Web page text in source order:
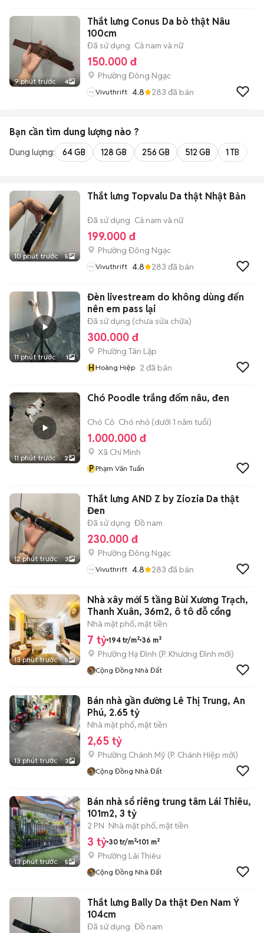
9 phút trước 4
Thắt lưng Conus Da bò thật Nâu
100cm
Đã sử dụng Cả nam và nữ
150.000 đ
Phường Đông Ngạc
Vivuthrift 4.8 283 đã bán
Bạn cần tìm dung lượng nào ?
Dung lượng: 64 GB 128 GB 256 GB 512 GB 1 TB
10 phút trước 5
Thắt lưng Topvalu Da thật Nhật Bản
Đã sử dụng Cả nam và nữ
199.000 đ
Phường Đông Ngạc
Vivuthrift 4.8 283 đã bán
11 phút trước 1
Đèn livestream do không dùng đến
nên em pass lại
Đã sử dụng (chưa sửa chữa)
300.000 đ
Phường Tân Lập
HHoàng Hiệp 2 đã bán
11 phút trước 2
Chó Poodle trắng đốm nâu, đen
Chó Cỏ Chó nhỏ (dưới 1 năm tuổi)
1.000.000 đ
Xã Chí Minh
P Phạm Văn Tuấn
12 phút trước 3
Thắt lưng AND Z by Ziozia Da thật
Đen
Đã sử dụng Đồ nam
230.000 đ
Phường Đông Ngạc
Vivuthrift 4.8 283 đã bán
13 phút trước 5
Nhà xây mới 5 tầng Bùi Xương Trạch,
Thanh Xuân, 36m2, ô tô đỗ cổng
Nhà mặt phố, mặt tiền
7 tỷ 194 tr/m² 36 m²
Phường Hạ Đình (P. Khương Đình mới)
Cộng Đồng Nhà Đất
13 phút trước 3
Bán nhà gần đường Lê Thị Trung, An
Phú, 2.65 tỷ
Nhà mặt phố, mặt tiền
2,65 tỷ
Phường Chánh Mỹ (P. Chánh Hiệp mới)
Cộng Đồng Nhà Đất
13 phút trước 5
Bán nhà sổ riêng trung tâm Lái Thiêu,
101m2, 3 tỷ
2 PN Nhà mặt phố, mặt tiền
3 tỷ 30 tr/m² 101 m²
Phường Lái Thiêu
Cộng Đồng Nhà Đất
Thắt lưng Bally Da thật Đen Nam Ý
104cm
Đã sử dụng Đồ nam